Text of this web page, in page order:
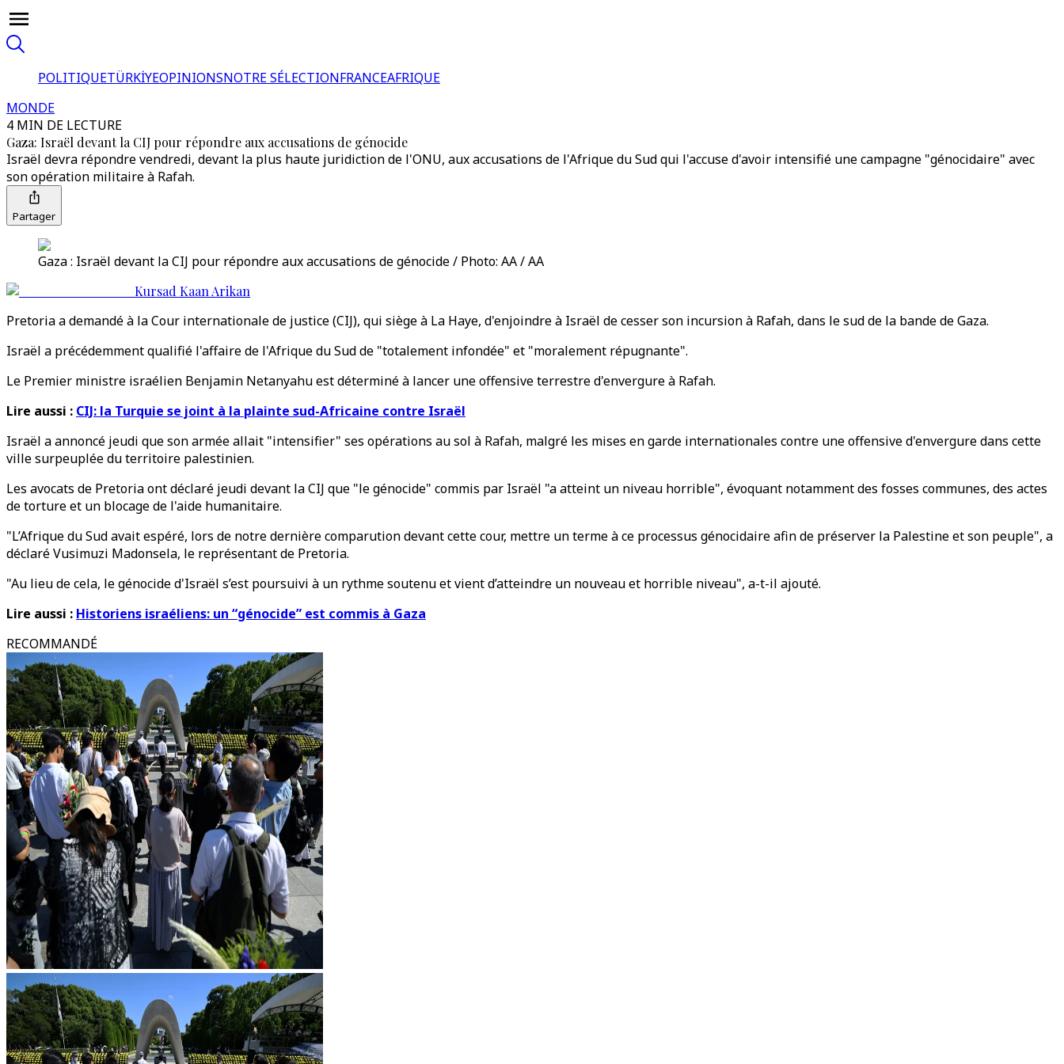
POLITIQUETÜRKİYEOPINIONSNOTRE SÉLECTIONFRANCEAFRIQUE
MONDE
4 MIN DE LECTURE
Gaza: Israël devant la CIJ pour répondre aux accusations de génocide
Israël devra répondre vendredi, devant la plus haute juridiction de l'ONU, aux accusations de l'Afrique du Sud qui l'accuse d'avoir intensifié une campagne "génocidaire" avec
son opération militaire à Rafah.
Partager
Gaza : Israël devant la CIJ pour répondre aux accusations de génocide / Photo: AA / AA
Kursad Kaan Arikan
Pretoria a demandé à la Cour internationale de justice (CIJ), qui siège à La Haye, d'enjoindre à Israël de cesser son incursion à Rafah, dans le sud de la bande de Gaza.
Israël a précédemment qualifié l'affaire de l'Afrique du Sud de "totalement infondée" et "moralement répugnante".
Le Premier ministre israélien Benjamin Netanyahu est déterminé à lancer une offensive terrestre d'envergure à Rafah.
Lire aussi : CIJ: la Turquie se joint à la plainte sud-Africaine contre Israël
Israël a annoncé jeudi que son armée allait "intensifier" ses opérations au sol à Rafah, malgré les mises en garde internationales contre une offensive d'envergure dans cette
ville surpeuplée du territoire palestinien.
Les avocats de Pretoria ont déclaré jeudi devant la CIJ que "le génocide" commis par Israël "a atteint un niveau horrible", évoquant notamment des fosses communes, des actes
de torture et un blocage de l'aide humanitaire.
"L’Afrique du Sud avait espéré, lors de notre dernière comparution devant cette cour, mettre un terme à ce processus génocidaire afin de préserver la Palestine et son peuple", a
déclaré Vusimuzi Madonsela, le représentant de Pretoria.
"Au lieu de cela, le génocide d'Israël s’est poursuivi à un rythme soutenu et vient d’atteindre un nouveau et horrible niveau", a-t-il ajouté.
Lire aussi : Historiens israéliens: un “génocide” est commis à Gaza
RECOMMANDÉ